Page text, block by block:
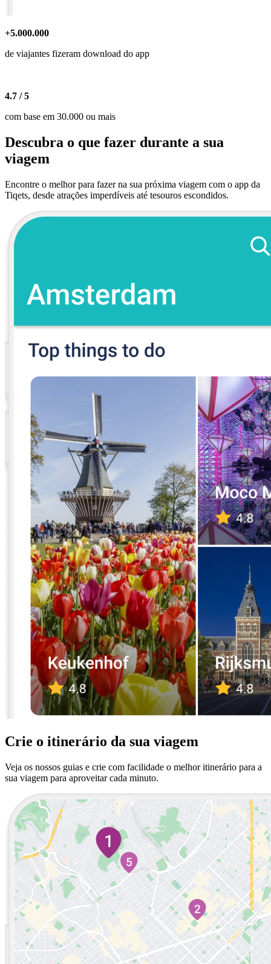
+5.000.000
de viajantes fizeram download do app
4.7 / 5
com base em 30.000 ou mais
Descubra o que fazer durante a sua
viagem
Encontre o melhor para fazer na sua próxima viagem com o app da
Tiqets, desde atrações imperdíveis até tesouros escondidos.
Crie o itinerário da sua viagem
Veja os nossos guias e crie com facilidade o melhor itinerário para a
sua viagem para aproveitar cada minuto.